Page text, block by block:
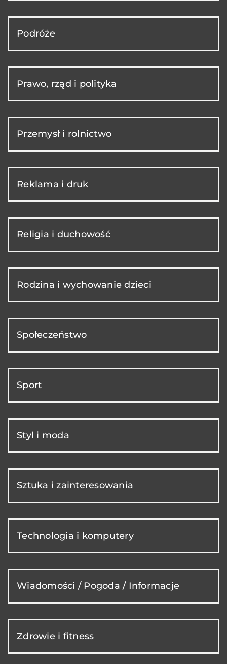
Podróże
Prawo, rząd i polityka
Przemysł i rolnictwo
Reklama i druk
Religia i duchowość
Rodzina i wychowanie dzieci
Społeczeństwo
Sport
Styl i moda
Sztuka i zainteresowania
Technologia i komputery
Wiadomości / Pogoda / Informacje
Zdrowie i fitness